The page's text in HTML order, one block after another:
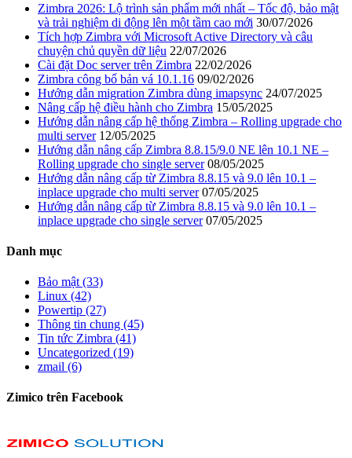
Zimbra 2026: Lộ trình sản phẩm mới nhất – Tốc độ, bảo mật
và trải nghiệm di động lên một tầm cao mới 30/07/2026
Tích hợp Zimbra với Microsoft Active Directory và câu
chuyện chủ quyền dữ liệu 22/07/2026
Cài đặt Doc server trên Zimbra 22/02/2026
Zimbra công bố bản vá 10.1.16 09/02/2026
Hướng dẫn migration Zimbra dùng imapsync 24/07/2025
Nâng cấp hệ điều hành cho Zimbra 15/05/2025
Hướng dẫn nâng cấp hệ thống Zimbra – Rolling upgrade cho
multi server 12/05/2025
Hướng dẫn nâng cấp Zimbra 8.8.15/9.0 NE lên 10.1 NE –
Rolling upgrade cho single server 08/05/2025
Hướng dẫn nâng cấp từ Zimbra 8.8.15 và 9.0 lên 10.1 –
inplace upgrade cho multi server 07/05/2025
Hướng dẫn nâng cấp từ Zimbra 8.8.15 và 9.0 lên 10.1 –
inplace upgrade cho single server 07/05/2025
Danh mục
Bảo mật (33)
Linux (42)
Powertip (27)
Thông tin chung (45)
Tin tức Zimbra (41)
Uncategorized (19)
zmail (6)
Zimico trên Facebook